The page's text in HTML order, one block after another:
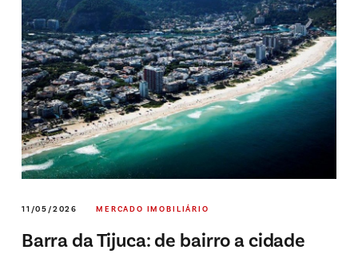
11/05/2026 MERCADO IMOBILIÁRIO
Barra da Tijuca: de bairro a cidade